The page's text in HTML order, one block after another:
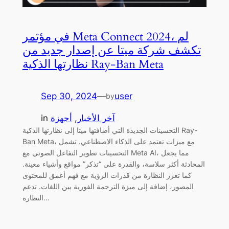
في مؤتمر Meta Connect 2024، لم
تكشف شركة ميتا عن إصدار جديد من
نظارتها الذكية Ray-Ban Meta
Sep 30, 2024—byuser
in آخر الأخبار , أجهزة
التحسينات الجديدة التي أضافتها ميتا إلى نظارتها الذكية Ray-
Ban Meta، مع ميزات تعتمد على الذكاء الاصطناعي. تشمل
التحسينات تطوير التفاعل الصوتي مع Meta AI، مما يجعل
المحادثة أكثر سلاسة، والقدرة على “تذكر” مواقع وأشياء معينة.
كما تعزز النظارة من قدرات الرؤية مع فهم أعمق للمحتوى
المصور، إضافة إلى ميزة الترجمة الفورية بين اللغات. تدعم
النظارة…